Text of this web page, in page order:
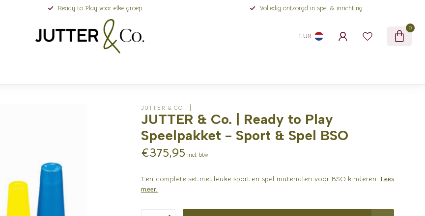
Ready to Play voor elke groep Volledig ontzorgd in spel & inrichting
EUR
0
JUTTER & CO.
JUTTER & Co. | Ready to Play
Speelpakket - Sport & Spel BSO
€375,95 Incl. btw
Een complete set met leuke sport en spel materialen voor BSO kinderen. Lees
meer.